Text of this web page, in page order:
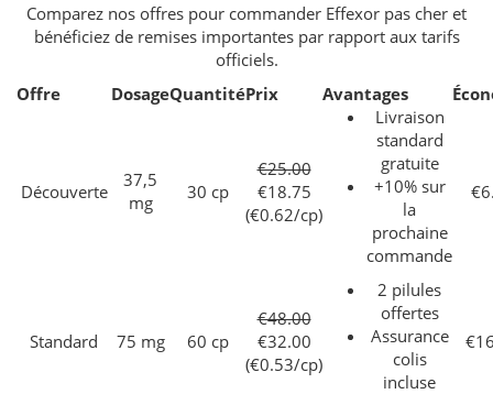
Comparez nos offres pour commander Effexor pas cher et
bénéficiez de remises importantes par rapport aux tarifs
officiels.
Offre
DosageQuantitéPrix Avantages
Découverte
37,5
mg
30 cp
€25.00
€18.75
(€0.62/cp)
Livraison
standard
gratuite
+10% sur
la
prochaine
commande
Standard 75 mg 60 cp
€48.00
€32.00
(€0.53/cp)
2 pilules
offertes
Assurance
colis
incluse